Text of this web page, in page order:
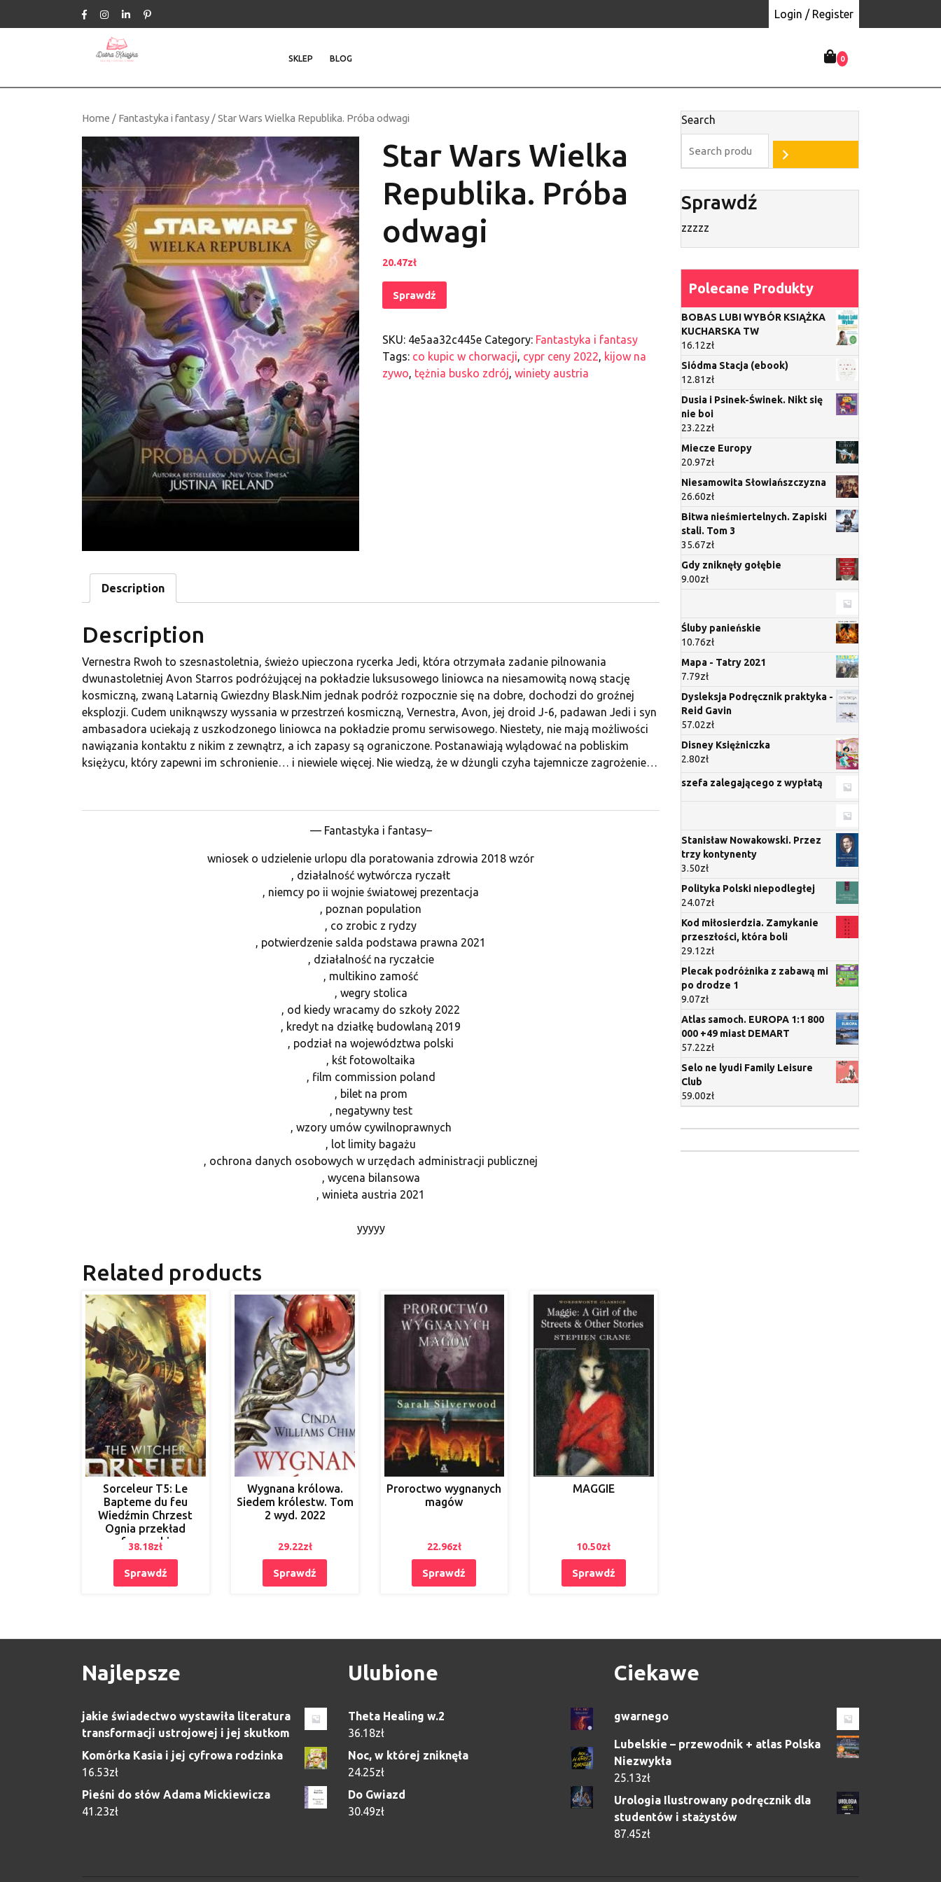
Login / Register
SKLEP BLOG 0
Home / Fantastyka i fantasy / Star Wars Wielka Republika. Próba odwagi
Star Wars Wielka
Republika. Próba
odwagi
20.47zł
Sprawdź
SKU: 4e5aa32c445e Category: Fantastyka i fantasy
Tags: co kupic w chorwacji, cypr ceny 2022, kijow na
zywo, tężnia busko zdrój, winiety austria
Description
Description
Vernestra Rwoh to szesnastoletnia, świeżo upieczona rycerka Jedi, która otrzymała zadanie pilnowania
dwunastoletniej Avon Starros podróżującej na pokładzie luksusowego liniowca na niesamowitą nową stację
kosmiczną, zwaną Latarnią Gwiezdny Blask.Nim jednak podróż rozpocznie się na dobre, dochodzi do groźnej
eksplozji. Cudem uniknąwszy wyssania w przestrzeń kosmiczną, Vernestra, Avon, jej droid J-6, padawan Jedi i syn
ambasadora uciekają z uszkodzonego liniowca na pokładzie promu serwisowego. Niestety, nie mają możliwości
nawiązania kontaktu z nikim z zewnątrz, a ich zapasy są ograniczone. Postanawiają wylądować na pobliskim
księżycu, który zapewni im schronienie… i niewiele więcej. Nie wiedzą, że w dżungli czyha tajemnicze zagrożenie…
— Fantastyka i fantasy–
wniosek o udzielenie urlopu dla poratowania zdrowia 2018 wzór
, działalność wytwórcza ryczałt
, niemcy po ii wojnie światowej prezentacja
, poznan population
, co zrobic z rydzy
, potwierdzenie salda podstawa prawna 2021
, działalność na ryczałcie
, multikino zamość
, wegry stolica
, od kiedy wracamy do szkoły 2022
, kredyt na działkę budowlaną 2019
, podział na województwa polski
, kśt fotowoltaika
, film commission poland
, bilet na prom
, negatywny test
, wzory umów cywilnoprawnych
, lot limity bagażu
, ochrona danych osobowych w urzędach administracji publicznej
, wycena bilansowa
, winieta austria 2021
yyyyy
Related products
Sorceleur T5: Le
Bapteme du feu
Wiedźmin Chrzest
Ognia przekład
francuski
38.18zł
Sprawdź
Wygnana królowa.
Siedem królestw. Tom
2 wyd. 2022
29.22zł
Sprawdź
Proroctwo wygnanych
magów
22.96zł
Sprawdź
MAGGIE
10.50zł
Sprawdź
Search
Sprawdź
zzzzz
Polecane Produkty
BOBAS LUBI WYBÓR KSIĄŻKA
KUCHARSKA TW
16.12zł
Siódma Stacja (ebook)
12.81 zł
Dusia i Psinek-Świnek. Nikt się
nie boi
23.22zł
Miecze Europy
20.97zł
Niesamowita Słowiańszczyzna
26.60zł
Bitwa nieśmiertelnych. Zapiski
stali. Tom 3
35.67zł
Gdy zniknęły gołębie
9.00zł
Śluby panieńskie
10.76zł
Mapa - Tatry 2021
7.79zł
Dysleksja Podręcznik praktyka -
Reid Gavin
57.02zł
Disney Księżniczka
2.80zł
szefa zalegającego z wypłatą
Stanisław Nowakowski. Przez
trzy kontynenty
3.50zł
Polityka Polski niepodległej
24.07zł
Kod miłosierdzia. Zamykanie
przeszłości, która boli
29.12zł
Plecak podróżnika z zabawą mi
po drodze 1
9.07zł
Atlas samoch. EUROPA 1:1 800
000 +49 miast DEMART
57.22zł
Selo ne lyudi Family Leisure
Club
59.00zł
Najlepsze
jakie świadectwo wystawiła literatura
transformacji ustrojowej i jej skutkom
Komórka Kasia i jej cyfrowa rodzinka
16.53zł
Pieśni do słów Adama Mickiewicza
41.23zł
Ulubione
Theta Healing w.2
36.18zł
Noc, w której zniknęła
24.25zł
Do Gwiazd
30.49zł
Ciekawe
gwarnego
Lubelskie – przewodnik + atlas Polska
Niezwykła
25.13zł
Urologia Ilustrowany podręcznik dla
studentów i stażystów
87.45zł